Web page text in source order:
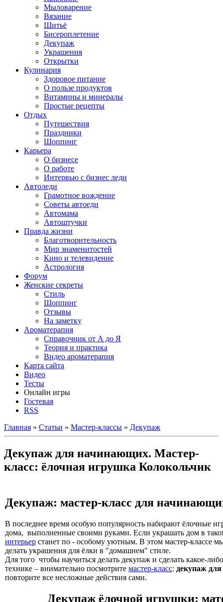
Мыловарение
Вязание
Шитьё
Бисероплетение
Декупаж
Украшения
Открытки
Кулинария
Здоровое питание
О пользе продуктов
Витамины и минералы
Простые рецепты
Отдых
Путешествия
Праздники
Шоппинг
Карьера
О бизнесе
О работе
Интервью с бизнес леди
Автоледи
Грамотное вождение
Советы автоеди
Автомама
Автоштучки
Правда жизни
Благотворительность
Мир знаменитостей
Кино и телевидение
Астрология
Форум
Женские секреты
Стиль
Шоппинг
Отзывы
На заметку
Ароматерапия
Справочник от А до Я
Теория и практика
Видео ароматерапия
Карта сайта
Видео
Тесты
Онлайн игры
Гостевая
RSS
Главная » Статьи » Мастер-классы » Декупаж
Декупаж для начинающих. Мастер-
класс: ёлочная игрушка Колокольчик
Декупаж: мастер-класс для
В последнее время особую популярность набирают ёлочные
дома, выполненные своими руками. Если украшать дом в
интерьер станет по - особому уютным. В этом мастер-классе
делать украшения для ёлки в "домашнем" стиле.
Для того чтобы научиться делать декупаж и сделать какое-
технике – внимательно посмотрите мастер-класс: декупаж
повторите все несложные действия сами.
Декупаж ёлочной игрушки: